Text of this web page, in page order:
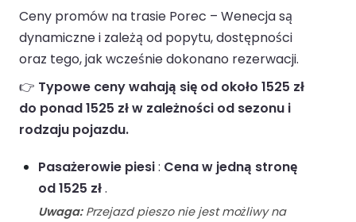
Ceny promów na trasie Porec – Wenecja są
dynamiczne i zależą od popytu, dostępności
oraz tego, jak wcześnie dokonano rezerwacji.
👉 Typowe ceny wahają się od około 1525 zł
do ponad 1525 zł w zależności od sezonu i
rodzaju pojazdu.
Pasażerowie piesi: Cena w jedną stronę
od 1525 zł.
Uwaga:Przejazd pieszo nie jest możliwy na